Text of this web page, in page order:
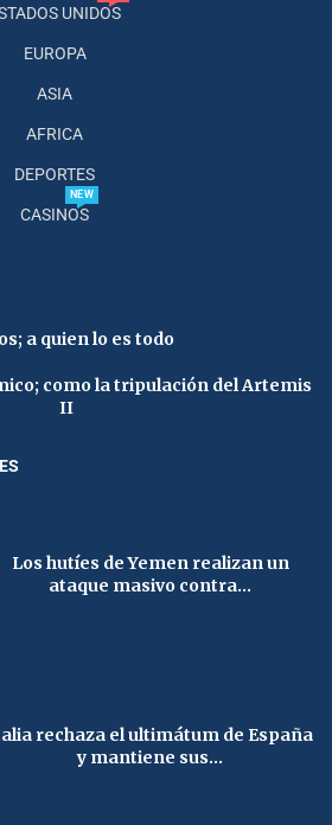
UNIDOS
EUROPA
ASIA
AFRICA
DEPORTES
CASINOS
NEW
a quien lo es todo
como la tripulación del Artemis
II
Los hutíes de Yemen realizan un
ataque masivo contra...
rechaza el ultimátum de España
y mantiene sus...